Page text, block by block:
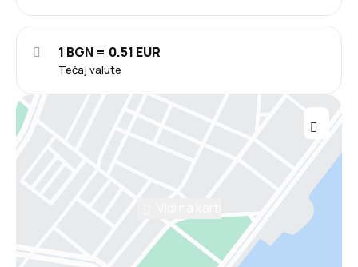
Tečaj valute
1 BGN = 0.51 EUR